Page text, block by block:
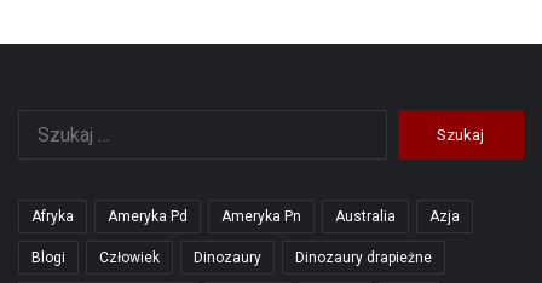
Afryka Ameryka Pd Ameryka Pn Australia Azja
Blogi Człowiek Dinozaury Dinozaury drapieżne